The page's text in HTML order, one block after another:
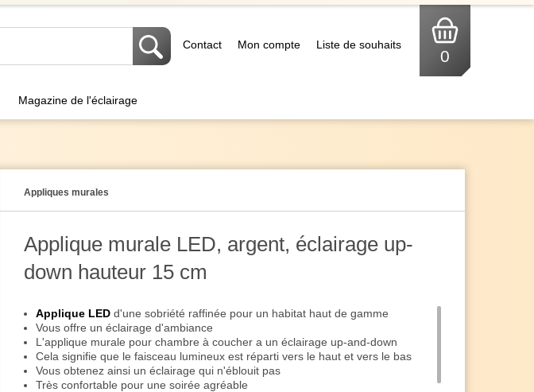
Contact Mon compte Liste de souhaits
0
Magazine de l'éclairage
Appliques murales
Applique murale LED, argent, éclairage up-
down hauteur 15 cm
Applique LED d'une sobriété raffinée pour un habitat haut de gamme
Vous offre un éclairage d'ambiance
L'applique murale pour chambre à coucher a un éclairage up-and-down
Cela signifie que le faisceau lumineux est réparti vers le haut et vers le bas
Vous obtenez ainsi un éclairage qui n'éblouit pas
Très confortable pour une soirée agréable